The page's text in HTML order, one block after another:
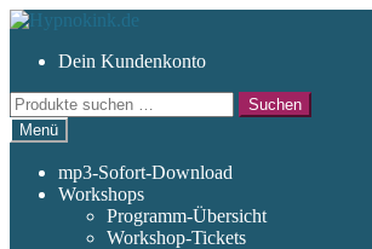
Zur
springen
Zum
springenDein Kundenkonto
Suchen
nach:
Suchen
Menü
mp3-Sofort-Download
Workshops
Programm-Übersicht
Workshop-Tickets